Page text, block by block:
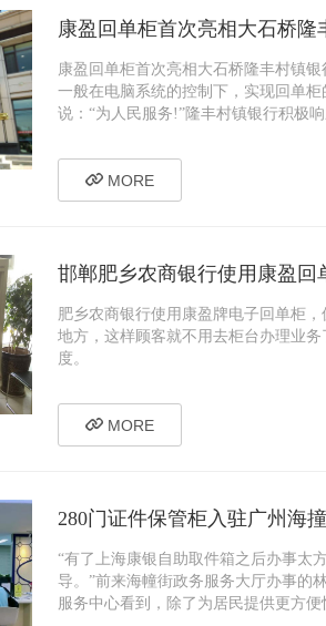
康盈回单柜首次亮相大石桥隆
康盈回单柜首次亮相大石桥隆丰村镇
一般在电脑系统的控制下，实现回单
说：“为人民服务!”隆丰村镇银行积极
MORE
邯郸肥乡农商银行使用康盈回
肥乡农商银行使用康盈牌电子回单柜
地方，这样顾客就不用去柜台办理业
度。
MORE
280门证件保管柜入驻广州海
“有了上海康银自助取件箱之后办事太
导。”前来海幢街政务服务大厅办事的
服务中心看到，除了为居民提供更方